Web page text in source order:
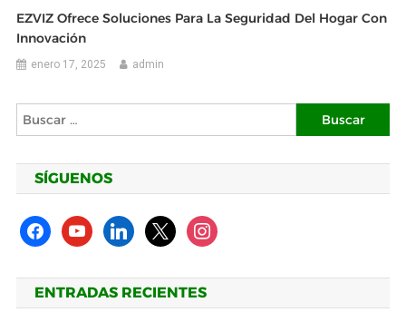
EZVIZ Ofrece Soluciones Para La Seguridad Del Hogar Con
Innovación
enero 17, 2025 admin
Buscar:
SÍGUENOS
facebookyoutubelinkedin
x instagram
ENTRADAS RECIENTES